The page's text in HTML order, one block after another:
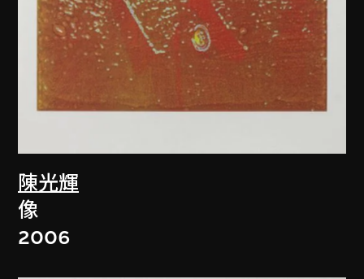
陳光輝
像
2006